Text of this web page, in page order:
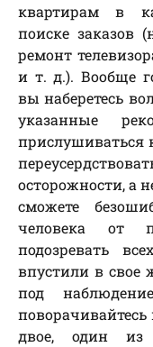
квартирам в
поиске заказов
ремонт
и т. д.). Вообще
вы наберетесь
указанные
прислушиваться
осторожности, а
сможете
человека от
подозревать
впустили в свое
под
двое, один